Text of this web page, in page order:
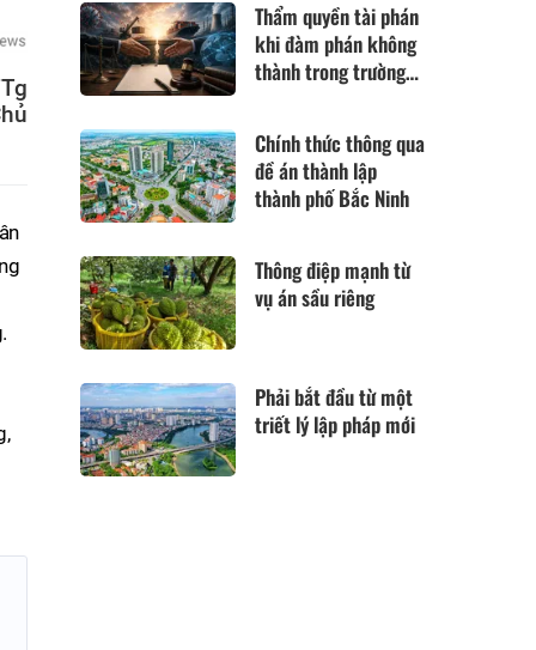
Thẩm quyền tài phán
khi đàm phán không
thành trong trường
đổi cơ bản theo Điều
420 Bộ luật Dân sự
năm 2015
Chính thức thông qua
đề án thành lập
thành phố Bắc Ninh
Thông điệp mạnh từ
vụ án sầu riêng
Phải bắt đầu từ một
triết lý lập pháp mới